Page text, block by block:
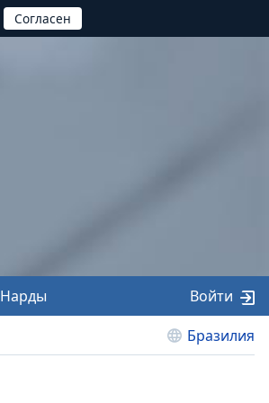
Бразилия
Нарды Войти